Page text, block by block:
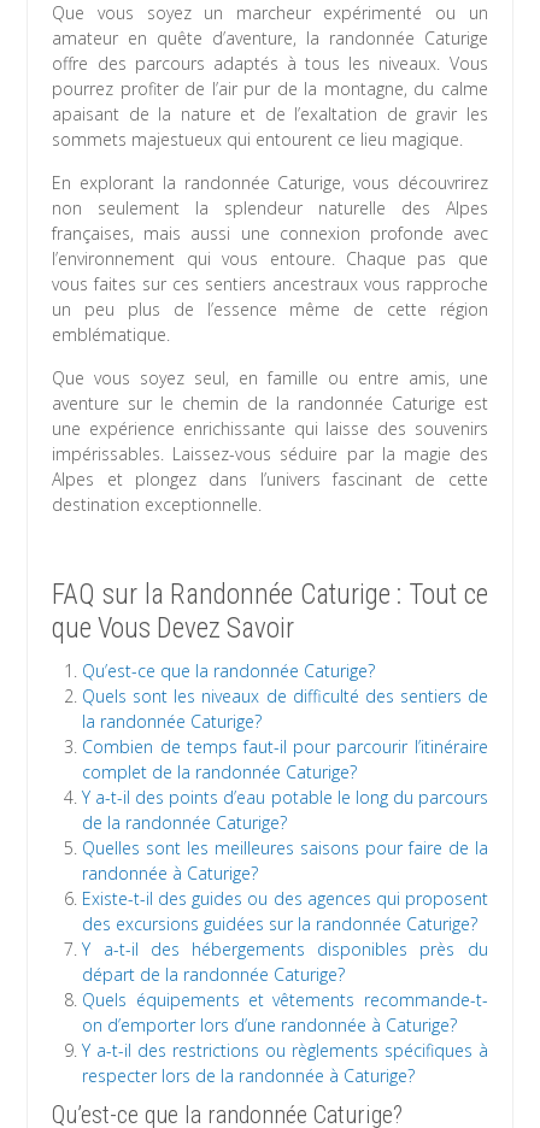
Que vous soyez un marcheur expérimenté ou un
amateur en quête d’aventure, la randonnée Caturige
offre des parcours adaptés à tous les niveaux. Vous
pourrez profiter de l’air pur de la montagne, du calme
apaisant de la nature et de l’exaltation de gravir les
sommets majestueux qui entourent ce lieu magique.
En explorant la randonnée Caturige, vous découvrirez
non seulement la splendeur naturelle des Alpes
françaises, mais aussi une connexion profonde avec
l’environnement qui vous entoure. Chaque pas que
vous faites sur ces sentiers ancestraux vous rapproche
un peu plus de l’essence même de cette région
emblématique.
Que vous soyez seul, en famille ou entre amis, une
aventure sur le chemin de la randonnée Caturige est
une expérience enrichissante qui laisse des souvenirs
impérissables. Laissez-vous séduire par la magie des
Alpes et plongez dans l’univers fascinant de cette
destination exceptionnelle.
FAQ sur la Randonnée Caturige : Tout ce
que Vous Devez Savoir
Qu’est-ce que la randonnée Caturige?
Quels sont les niveaux de difficulté des sentiers de
la randonnée Caturige?
Combien de temps faut-il pour parcourir l’itinéraire
complet de la randonnée Caturige?
Y a-t-il des points d’eau potable le long du parcours
de la randonnée Caturige?
Quelles sont les meilleures saisons pour faire de la
randonnée à Caturige?
Existe-t-il des guides ou des agences qui proposent
des excursions guidées sur la randonnée Caturige?
Y a-t-il des hébergements disponibles près du
départ de la randonnée Caturige?
Quels équipements et vêtements recommande-t-
on d’emporter lors d’une randonnée à Caturige?
Y a-t-il des restrictions ou règlements spécifiques à
respecter lors de la randonnée à Caturige?
Qu’est-ce que la randonnée Caturige?